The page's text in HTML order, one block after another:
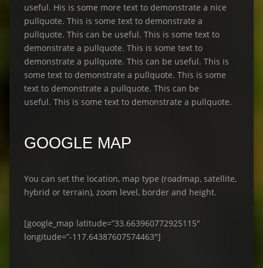
useful. His is some more text to demonstrate a nice
pullquote. This is some text to demonstrate a
pullquote. This can be useful. This is some text to
demonstrate a pullquote. This is some text to
demonstrate a pullquote. This can be useful. This is
some text to demonstrate a pullquote. This is some
text to demonstrate a pullquote. This can be
useful. This is some text to demonstrate a pullquote.
GOOGLE MAP
You can set the location, map type (roadmap, satellite,
hybrid or terrain), zoom level, border and height.
[google_map latitude=”33.663960772925115″
longitude=”-117.64387607574463″]